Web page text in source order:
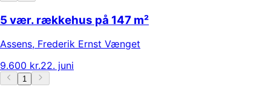
5 vær. rækkehus på 147 m²
Assens, Frederik Ernst Vænget
9.600 kr.22. juni
1